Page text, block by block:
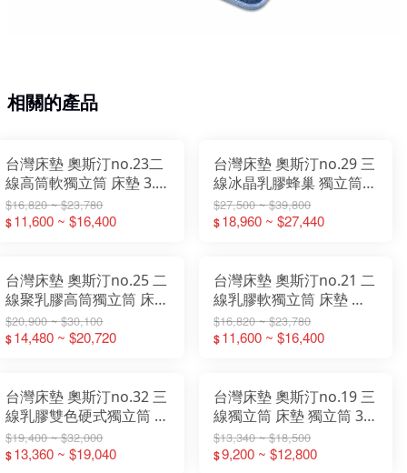
相關的產品
台灣床墊 奧斯汀no.23二
線高筒軟獨立筒 床墊 3.5
尺單人加大床墊 5尺雙人
床墊 6尺雙人加大床墊
$16,820 ~ $23,780
$11,600 ~ $16,400
台灣床墊 奧斯汀no.29 三
線冰晶乳膠蜂巢 獨立筒
床墊 3.5尺單人加大床墊
5尺雙人床墊 6尺雙人加
$27,500 ~ $39,800
$18,960 ~ $27,440
台灣床墊 奧斯汀no.25 二
線聚乳膠高筒獨立筒 床墊
3.5尺單人加大床墊 5尺一
般雙人床墊 6尺雙人加大
$20,900 ~ $30,100
$14,480 ~ $20,720
台灣床墊 奧斯汀no.21 二
線乳膠軟獨立筒 床墊 獨
立筒 3.5尺單人加大床墊
5尺一般雙人床墊 6尺雙
$16,820 ~ $23,780
$11,600 ~ $16,400
台灣床墊 奧斯汀no.32 三
線乳膠雙色硬式獨立筒 床
墊 3.5尺單人加大床墊 5
尺雙人床墊 6尺雙人加大
$19,400 ~ $32,000
$13,360 ~ $19,040
台灣床墊 奧斯汀no.19 三
線獨立筒 床墊 獨立筒 3.5
尺單人加大床墊 5尺一般
雙人床墊 6尺雙人加大床
$13,340 ~ $18,500
$9,200 ~ $12,800